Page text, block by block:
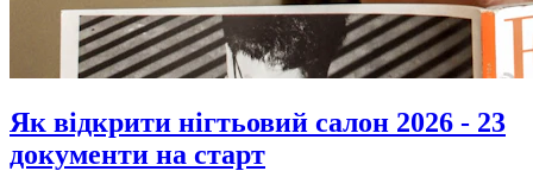
Як відкрити нігтьовий салон 2026 - 23
документи на старт